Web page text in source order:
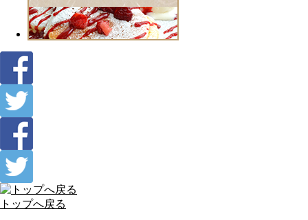
トップへ戻る